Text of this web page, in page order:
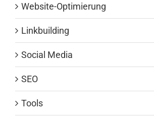
Website-Optimierung
Linkbuilding
Social Media
SEO
Tools